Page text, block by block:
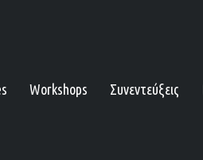
Workshops Συνεντεύξεις